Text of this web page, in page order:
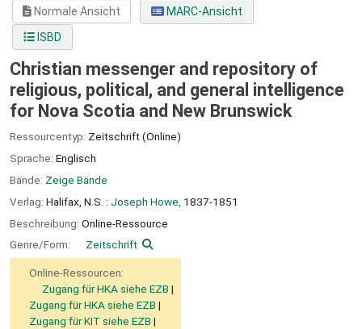
Normale Ansicht
MARC-Ansicht
ISBD
Christian messenger and repository of
religious, political, and general intelligence
for Nova Scotia and New Brunswick
Ressourcentyp: Zeitschrift (Online)
Sprache: Englisch
Bände: Zeige Bände
Verlag: Halifax, N.S. : Joseph Howe, 1837-1851
Beschreibung: Online-Ressource
Genre/Form:
Zeitschrift
Online-Ressourcen:
Zugang für HKA siehe EZB
Zugang für HKA siehe EZB
Zugang für KIT siehe EZB